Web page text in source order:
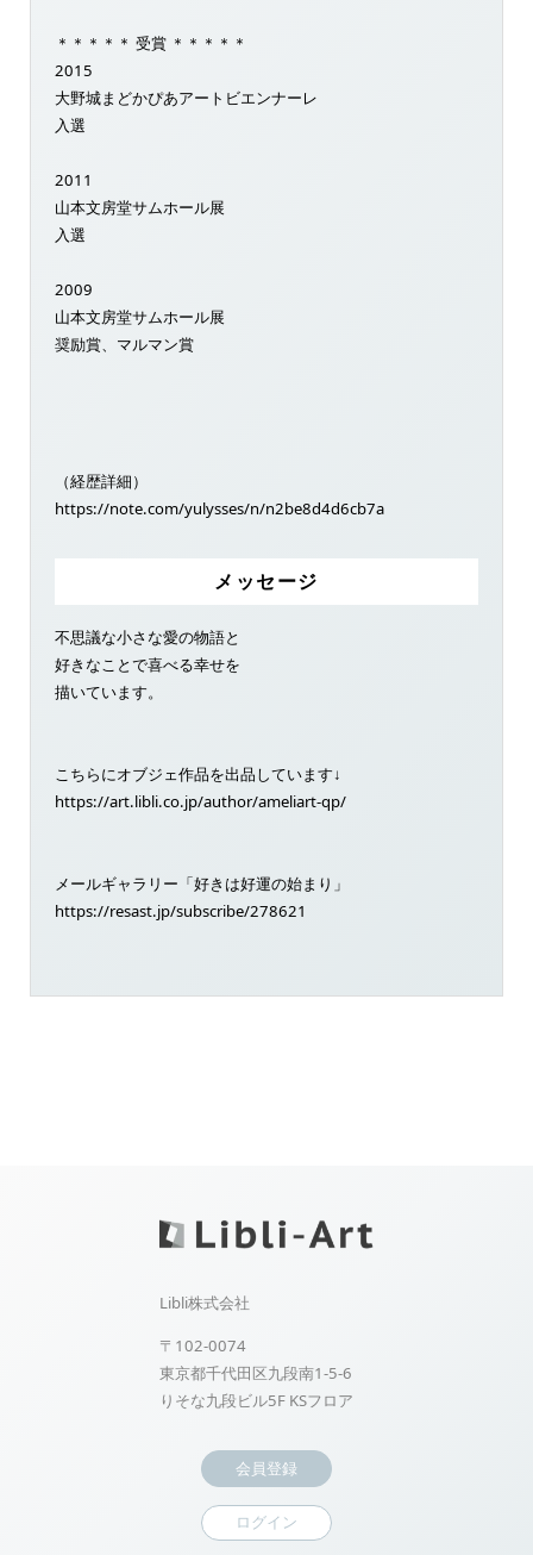
＊＊＊＊＊ 受賞 ＊＊＊＊＊
2015
大野城まどかぴあアートビエンナーレ
入選
2011
山本文房堂サムホール展
入選
2009
山本文房堂サムホール展
奨励賞、マルマン賞
（経歴詳細）
https://note.com/yulysses/n/n2be8d4d6cb7a
メッセージ
不思議な小さな愛の物語と
好きなことで喜べる幸せを
描いています。
こちらにオブジェ作品を出品しています↓
https://art.libli.co.jp/author/ameliart-qp/
メールギャラリー「好きは好運の始まり」
https://resast.jp/subscribe/278621
Libli株式会社
〒102-0074
東京都千代田区九段南1-5-6
りそな九段ビル5F KSフロア
会員登録
ログイン